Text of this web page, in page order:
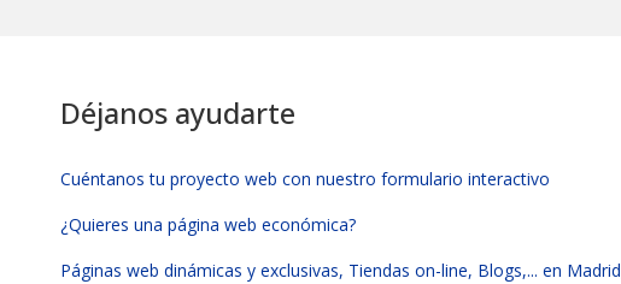
Déjanos ayudarte
Cuéntanos tu proyecto web con nuestro formulario interactivo
¿Quieres una página web económica?
Páginas web dinámicas y exclusivas, Tiendas on-line, Blogs,... en Madrid